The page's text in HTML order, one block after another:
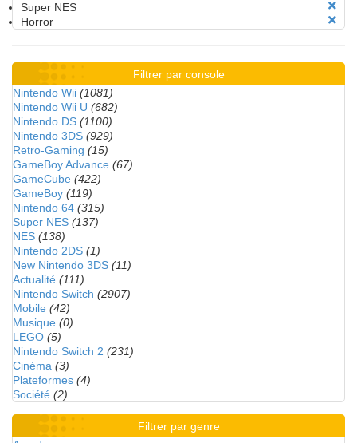
Super NES
Horror
Filtrer par console
Nintendo Wii (1081)
Nintendo Wii U (682)
Nintendo DS (1100)
Nintendo 3DS (929)
Retro-Gaming (15)
GameBoy Advance (67)
GameCube (422)
GameBoy (119)
Nintendo 64 (315)
Super NES (137)
NES (138)
Nintendo 2DS (1)
New Nintendo 3DS (11)
Actualité (111)
Nintendo Switch (2907)
Mobile (42)
Musique (0)
LEGO (5)
Nintendo Switch 2 (231)
Cinéma (3)
Plateformes (4)
Société (2)
Filtrer par genre